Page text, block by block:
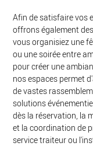
Afin de satisfaire vos
offrons également
vous organisiez une
ou une soirée entre
pour créer une
nos espaces permet
de vastes
solutions
dès la réservation, la
et la coordination de
service traiteur ou